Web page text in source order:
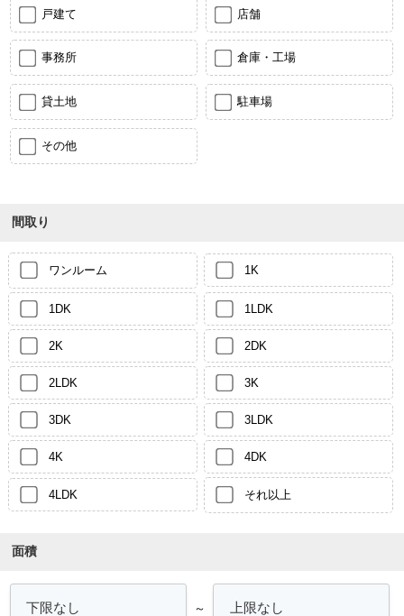
戸建て 店舗
事務所 倉庫・工場
貸土地 駐車場
その他
間取り
ワンルーム 1K
1DK 1LDK
2K 2DK
2LDK 3K
3DK 3LDK
4K 4DK
4LDK それ以上
面積
～